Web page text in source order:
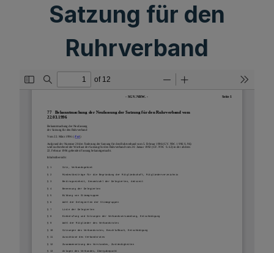
Satzung für den
Ruhrverband